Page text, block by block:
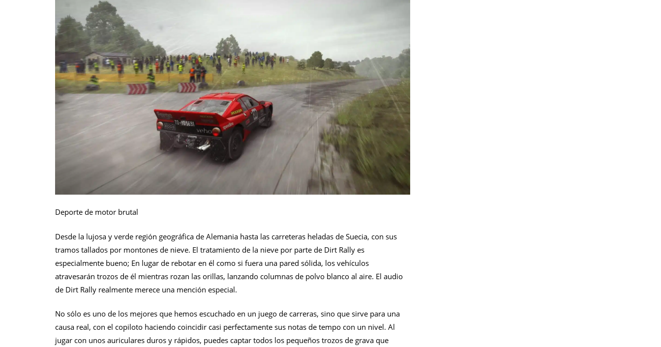
Deporte de motor brutal
Desde la lujosa y verde región geográfica de Alemania hasta las carreteras heladas de Suecia, con sus
tramos tallados por montones de nieve. El tratamiento de la nieve por parte de Dirt Rally es
especialmente bueno; En lugar de rebotar en él como si fuera una pared sólida, los vehículos
atravesarán trozos de él mientras rozan las orillas, lanzando columnas de polvo blanco al aire. El audio
de Dirt Rally realmente merece una mención especial.
No sólo es uno de los mejores que hemos escuchado en un juego de carreras, sino que sirve para una
causa real, con el copiloto haciendo coincidir casi perfectamente sus notas de tempo con un nivel. Al
jugar con unos auriculares duros y rápidos, puedes captar todos los pequeños trozos de grava que